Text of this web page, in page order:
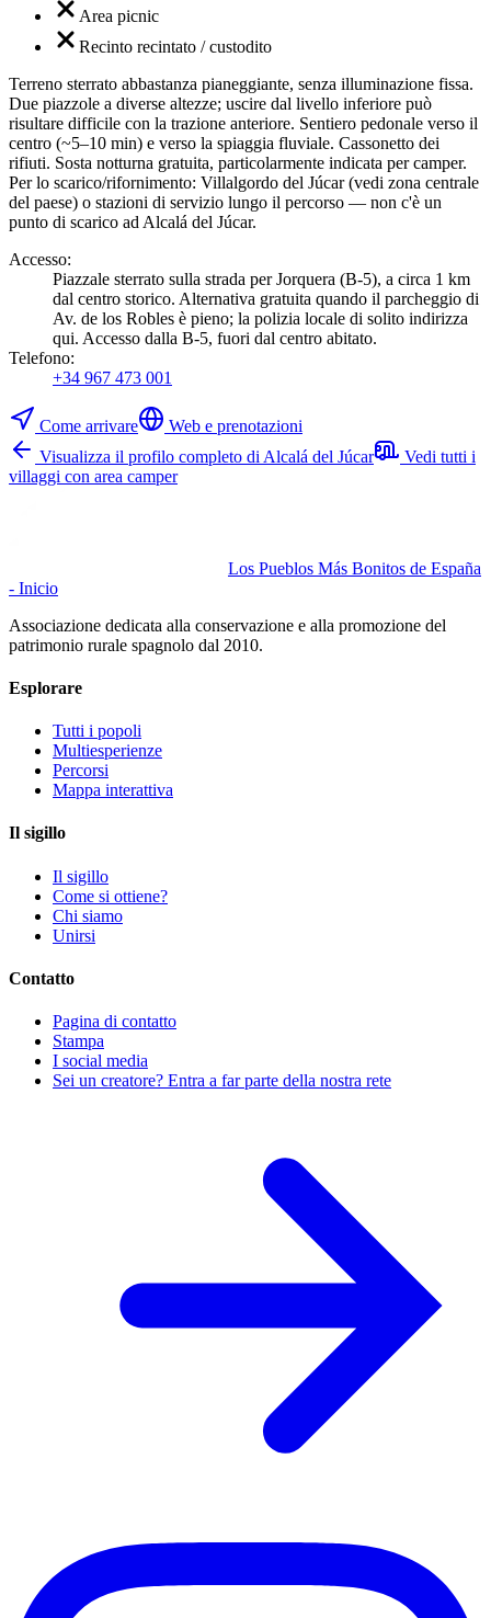
Area picnic
Recinto recintato / custodito
Terreno sterrato abbastanza pianeggiante, senza illuminazione fissa.
Due piazzole a diverse altezze; uscire dal livello inferiore può
risultare difficile con la trazione anteriore. Sentiero pedonale verso il
centro (~5–10 min) e verso la spiaggia fluviale. Cassonetto dei
rifiuti. Sosta notturna gratuita, particolarmente indicata per camper.
Per lo scarico/rifornimento: Villalgordo del Júcar (vedi zona centrale
del paese) o stazioni di servizio lungo il percorso — non c'è un
punto di scarico ad Alcalá del Júcar.
Accesso:
Piazzale sterrato sulla strada per Jorquera (B-5), a circa 1 km
dal centro storico. Alternativa gratuita quando il parcheggio di
Av. de los Robles è pieno; la polizia locale di solito indirizza
qui. Accesso dalla B-5, fuori dal centro abitato.
Telefono:
+34 967 473 001
Come arrivare
Web e prenotazioni
Visualizza il profilo completo di Alcalá del Júcar
Vedi tutti i
villaggi con area camper
Los Pueblos Más Bonitos de España
- Inicio
Associazione dedicata alla conservazione e alla promozione del
patrimonio rurale spagnolo dal 2010.
Esplorare
Tutti i popoli
Multiesperienze
Percorsi
Mappa interattiva
Il sigillo
Il sigillo
Come si ottiene?
Chi siamo
Unirsi
Contatto
Pagina di contatto
Stampa
I social media
Sei un creatore? Entra a far parte della nostra rete